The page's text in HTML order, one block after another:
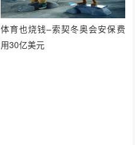
体育也烧钱–索契冬奥会安保费
用30亿美元